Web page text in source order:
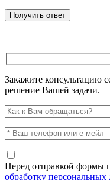
Закажите консультацию
решение Вашей задачи.
Перед отправкой формы
обработку